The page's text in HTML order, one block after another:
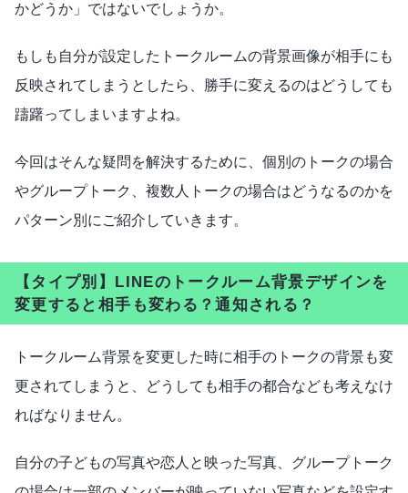
かどうか」ではないでしょうか。
もしも自分が設定したトークルームの背景画像が相手にも
反映されてしまうとしたら、勝手に変えるのはどうしても
躊躇ってしまいますよね。
今回はそんな疑問を解決するために、個別のトークの場合
やグループトーク、複数人トークの場合はどうなるのかを
パターン別にご紹介していきます。
【タイプ別】LINEのトークルーム背景デザインを
変更すると相手も変わる？通知される？
トークルーム背景を変更した時に相手のトークの背景も変
更されてしまうと、どうしても相手の都合なども考えなけ
ればなりません。
自分の子どもの写真や恋人と映った写真、グループトーク